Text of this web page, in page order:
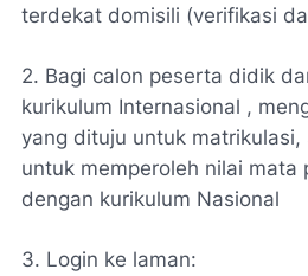
terdekat domisili (verifikasi
2. Bagi calon peserta didik
kurikulum Internasional ,
yang dituju untuk matrikulasi,
untuk memperoleh nilai mata
dengan kurikulum Nasional
3. Login ke laman: